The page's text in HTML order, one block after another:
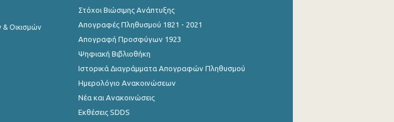
Οικισμών
Στόχοι Βιώσιμης Ανάπτυξης
Απογραφές Πληθυσμού 1821 - 2021
Απογραφή Προσφύγων 1923
Ψηφιακή Βιβλιοθήκη
Ιστορικά Διαγράμματα Απογραφών Πληθυσμού
Ημερολόγιο Ανακοινώσεων
Νέα και Ανακοινώσεις
Εκθέσεις SDDS